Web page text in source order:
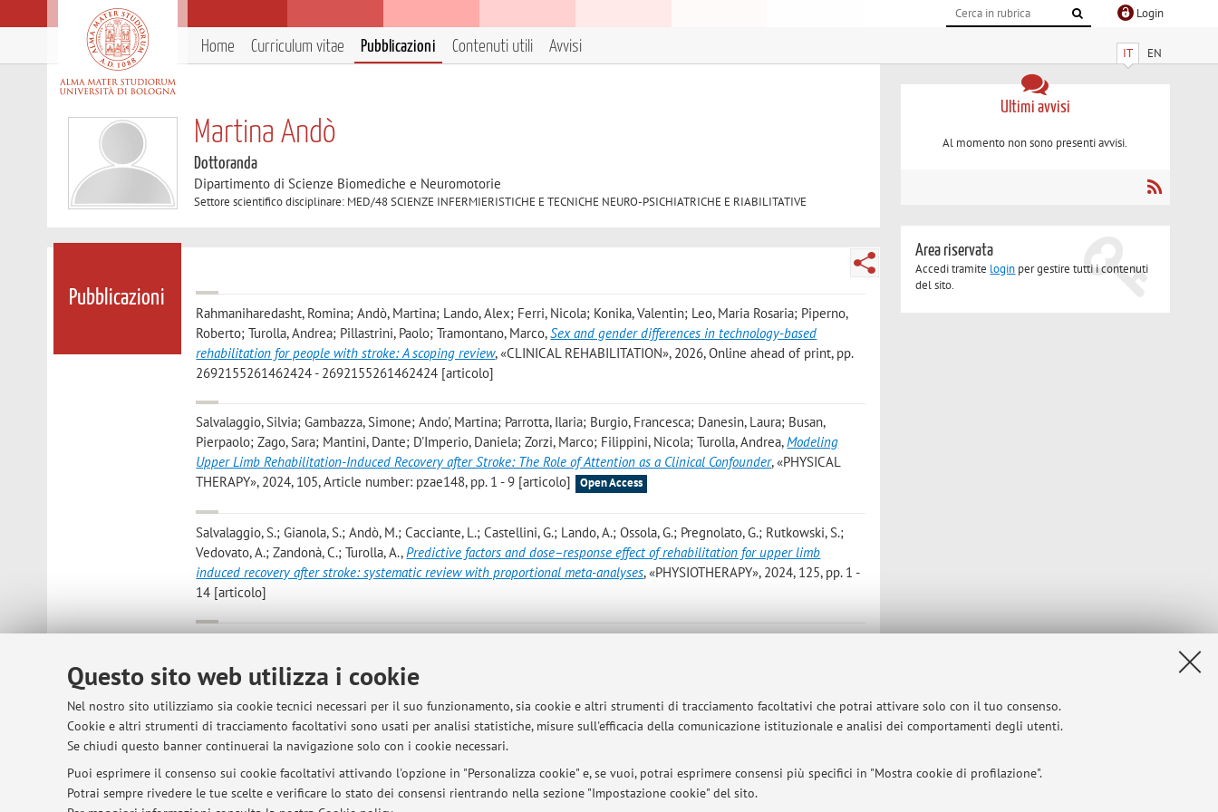
Questo sito web utilizza i cookie
Nel nostro sito utilizziamo sia cookie tecnici necessari per il suo funzionamento, sia cookie e altri strumenti di tracciamento facoltativi che potrai attivare solo con il tuo consenso.
Cookie e altri strumenti di tracciamento facoltativi sono usati per analisi statistiche, misure sull'efficacia della comunicazione istituzionale e analisi dei comportamenti degli utenti.
Se chiudi questo banner continuerai la navigazione solo con i cookie necessari.
Puoi esprimere il consenso sui cookie facoltativi attivando l'opzione in "Personalizza cookie" e, se vuoi, potrai esprimere consensi più specifici in "Mostra cookie di profilazione".
Potrai sempre rivedere le tue scelte e verificare lo stato dei consensi rientrando nella sezione "Impostazione cookie" del sito.
Login
IT EN
Home Curriculum vitae Pubblicazioni Contenuti utili Avvisi
Martina Andò
Dottoranda
Dipartimento di Scienze Biomediche e Neuromotorie
Settore scientifico disciplinare: MED/48 SCIENZE INFERMIERISTICHE E TECNICHE NEURO-PSICHIATRICHE E RIABILITATIVE
Pubblicazioni
Rahmaniharedasht, Romina; Andò, Martina; Lando, Alex; Ferri, Nicola; Konika, Valentin; Leo, Maria Rosaria; Piperno,
Roberto; Turolla, Andrea; Pillastrini, Paolo; Tramontano, Marco,Sex and gender differences in technology-based
rehabilitation for people with stroke: A scoping review, «CLINICAL REHABILITATION», 2026, Online ahead of print, pp.
2692155261462424 - 2692155261462424 [articolo]
Salvalaggio, Silvia; Gambazza, Simone; Ando', Martina; Parrotta, Ilaria; Burgio, Francesca; Danesin, Laura; Busan,
Pierpaolo; Zago, Sara; Mantini, Dante; D'Imperio, Daniela; Zorzi, Marco; Filippini, Nicola; Turolla, Andrea,Modeling
Upper Limb Rehabilitation-Induced Recovery after Stroke: The Role of Attention as a Clinical Confounder, «PHYSICAL
THERAPY», 2024, 105, Article number: pzae148, pp. 1 - 9 [articolo]
Open Access
Salvalaggio, S.; Gianola, S.; Andò, M.; Cacciante, L.; Castellini, G.; Lando, A.; Ossola, G.; Pregnolato, G.; Rutkowski, S.;
Vedovato, A.; Zandonà, C.; Turolla, A.,Predictive factors and dose–response effect of rehabilitation for upper limb
induced recovery after stroke: systematic review with proportional meta-analyses, «PHYSIOTHERAPY», 2024, 125, pp. 1 -
14 [articolo]
Filippini N.,Prediction of rehabilitation induced motor recovery after stroke using a multi-dimensional and multi-modal
approach, «FRONTIERS IN AGING NEUROSCIENCE», 2023, 15, Article number: 1205063, pp. 1 - 13 [articolo]
Open Access
Ultimi avvisi
Al momento non sono presenti avvisi.
Area riservata
Accedi tramite login per gestire tutti i contenuti
del sito.